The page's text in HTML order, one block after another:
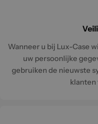
Wanneer u bij Lux-Case
uw persoonlijke
gebruiken de nieuwste
klanten